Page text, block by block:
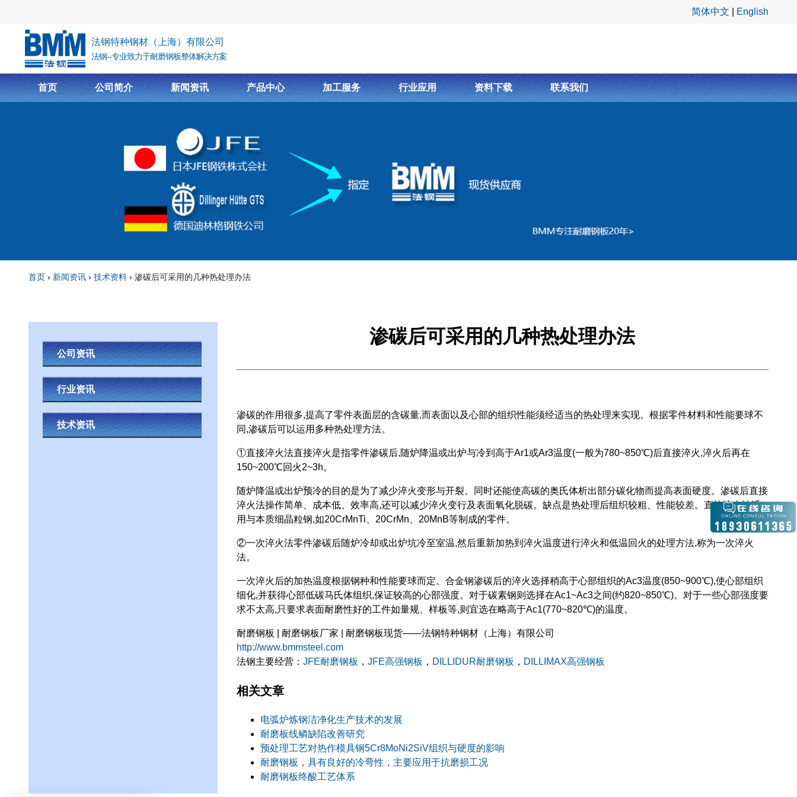
简体中文 English
法钢特种钢材（上海）有限公司
法钢--专业致力于耐磨钢板整体解决方案
首页 公司简介 新闻资讯 产品中心 加工服务 行业应用 资料下载 联系我们
首页 › 新闻资讯 › 技术资料 › 渗碳后可采用的几种热处理办法
渗碳后可采用的几种热处理办法
渗碳的作用很多,提高了零件表面层的含碳量,而表面以及心部的组织性能须经适当的热处理来实现。根据零件材料和性能要球不
同,渗碳后可以运用多种热处理方法。
①直接淬火法直接淬火是指零件渗碳后,随炉降温或出炉与冷到高于Ar1或Ar3温度(一般为780~850℃)后直接淬火,淬火后再在
150~200℃回火2~3h。
随炉降温或出炉预冷的目的是为了减少淬火变形与开裂。同时还能使高碳的奥氏体析出部分碳化物而提高表面硬度。渗碳后直接
淬火法操作简单、成本低、效率高,还可以减少淬火变行及表面氧化脱碳。缺点是热处理后组织较粗、性能较差。直接淬火法适
用与本质细晶粒钢,如20CrMnTi、20CrMn、20MnB等制成的零件。
②一次淬火法零件渗碳后随炉冷却或出炉坑冷至室温,然后重新加热到淬火温度进行淬火和低温回火的处理方法,称为一次淬火
法。
一次淬火后的加热温度根据钢种和性能要球而定。合金钢渗碳后的淬火选择稍高于心部组织的Ac3温度(850~900℃),使心部组织
细化,并获得心部低碳马氏体组织,保证较高的心部强度。对于碳素钢则选择在Ac1~Ac3之间(约820~850℃)。对于一些心部强度要
求不太高,只要求表面耐磨性好的工件如量规、样板等,则宜选在略高于Ac1(770~820℃)的温度。
耐磨钢板 | 耐磨钢板厂家 | 耐磨钢板现货——法钢特种钢材（上海）有限公司
http://www.bmmsteel.com
法钢主要经营： JFE耐磨钢板 ， JFE高强钢板 ， DILLIDUR耐磨钢板 ， DILLIMAX高强钢板
相关文章
电弧炉炼钢洁净化生产技术的发展
耐磨板线鳞缺陷改善研究
预处理工艺对热作模具钢5Cr8MoNi2SiV组织与硬度的影响
耐磨钢板，具有良好的冷弯性，主要应用于抗磨损工况
耐磨钢板终酸工艺体系
公司资讯
行业资讯
技术资讯